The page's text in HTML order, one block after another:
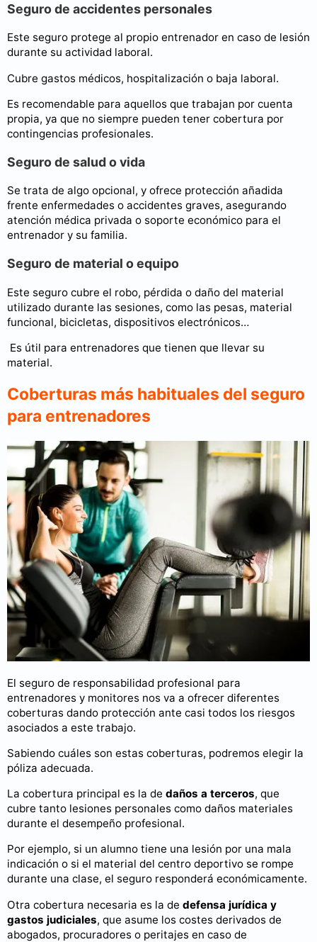
Seguro de accidentes personales
Este seguro protege al propio entrenador en caso de lesión
durante su actividad laboral.
Cubre gastos médicos, hospitalización o baja laboral.
Es recomendable para aquellos que trabajan por cuenta
propia, ya que no siempre pueden tener cobertura por
contingencias profesionales.
Seguro de salud o vida
Se trata de algo opcional, y ofrece protección añadida
frente enfermedades o accidentes graves, asegurando
atención médica privada o soporte económico para el
entrenador y su familia.
Seguro de material o equipo
Este seguro cubre el robo, pérdida o daño del material
utilizado durante las sesiones, como las pesas, material
funcional, bicicletas, dispositivos electrónicos…
Es útil para entrenadores que tienen que llevar su
material.
Coberturas más habituales del seguro
para entrenadores
El seguro de responsabilidad profesional para
entrenadores y monitores nos va a ofrecer diferentes
coberturas dando protección ante casi todos los riesgos
asociados a este trabajo.
Sabiendo cuáles son estas coberturas, podremos elegir la
póliza adecuada.
La cobertura principal es la de daños a terceros, que
cubre tanto lesiones personales como daños materiales
durante el desempeño profesional.
Por ejemplo, si un alumno tiene una lesión por una mala
indicación o si el material del centro deportivo se rompe
durante una clase, el seguro responderá económicamente.
Otra cobertura necesaria es la de defensa jurídica y
gastos judiciales, que asume los costes derivados de
abogados, procuradores o peritajes en caso de